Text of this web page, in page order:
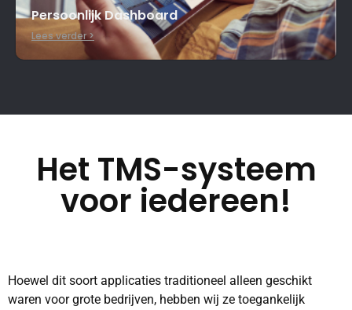
Persoonlijk Dashboard
Lees verder >
Het TMS-systeem
voor iedereen!
Hoewel dit soort applicaties traditioneel alleen geschikt
waren voor grote bedrijven, hebben wij ze toegankelijk